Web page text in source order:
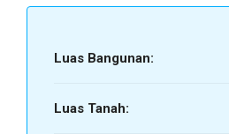
Luas Bangunan:
Luas Tanah: